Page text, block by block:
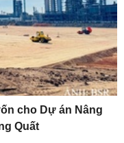
cho Dự án Nâng
Quất